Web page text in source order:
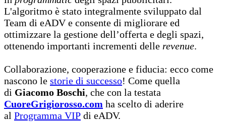
L'algoritmo è stato integralmente sviluppato dal
Team di eADV e consente di migliorare ed
ottimizzare la gestione dell’offerta e degli spazi,
ottenendo importanti incrementi delle revenue.
Collaborazione, cooperazione e fiducia: ecco come
nascono le storie di successo! Come quella
di Giacomo Boschi, che con la testata
CuoreGrigiorosso.com ha scelto di aderire
al Programma VIP di eADV.